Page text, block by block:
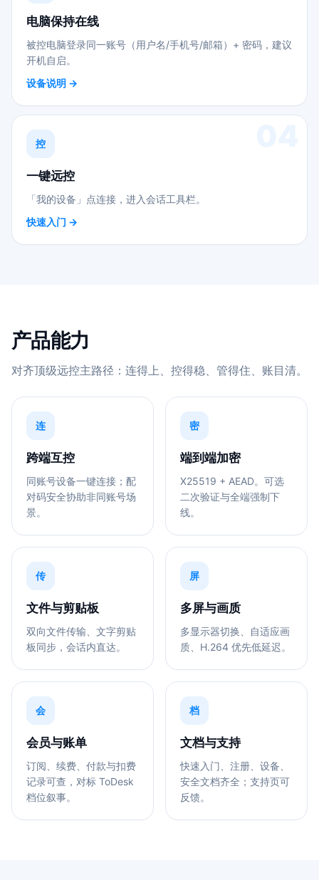
电脑保持在线
被控电脑登录同一账号（用户名/手机号/邮箱）+ 密码，建议
开机自启。
设备说明 →
控
一键远控
「我的设备」点连接，进入会话工具栏。
快速入门 →
产品能力
对齐顶级远控主路径：连得上、控得稳、管得住、账目清。
连
跨端互控
同账号设备一键连接；配
对码安全协助非同账号场
景。
密
端到端加密
X25519 + AEAD。可选
二次验证与全端强制下
线。
传
文件与剪贴板
双向文件传输、文字剪贴
板同步，会话内直达。
屏
多屏与画质
多显示器切换、自适应画
质、H.264 优先低延迟。
会
会员与账单
订阅、续费、付款与扣费
记录可查，对标 ToDesk
档位叙事。
档
文档与支持
快速入门、注册、设备、
安全文档齐全；支持页可
反馈。